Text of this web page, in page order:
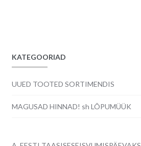
KATEGOORIAD
UUED TOOTED SORTIMENDIS
MAGUSAD HINNAD! sh LÕPUMÜÜK